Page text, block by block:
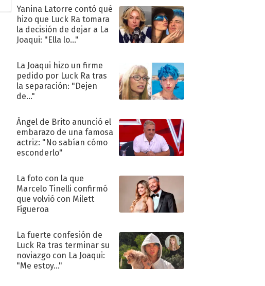
Yanina Latorre contó qué
hizo que Luck Ra tomara
la decisión de dejar a La
Joaqui: "Ella lo..."
La Joaqui hizo un firme
pedido por Luck Ra tras
la separación: "Dejen
de..."
Ángel de Brito anunció el
embarazo de una famosa
actriz: "No sabían cómo
esconderlo"
La foto con la que
Marcelo Tinelli confirmó
que volvió con Milett
Figueroa
La fuerte confesión de
Luck Ra tras terminar su
noviazgo con La Joaqui:
"Me estoy..."